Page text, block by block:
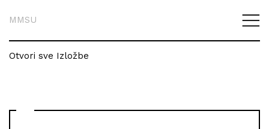
MMSU
Otvori sve Izložbe